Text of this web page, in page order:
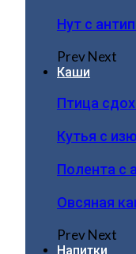
Нут с
PrevNext
Каши
Птица
Кутья с
Полента с
Овсяная
PrevNext
Напитки